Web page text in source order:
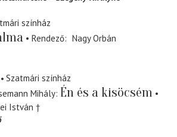
színház
Rendező
Nagy Orbán
Szatmári színház
Mihály Én és a kisöcsém
István †